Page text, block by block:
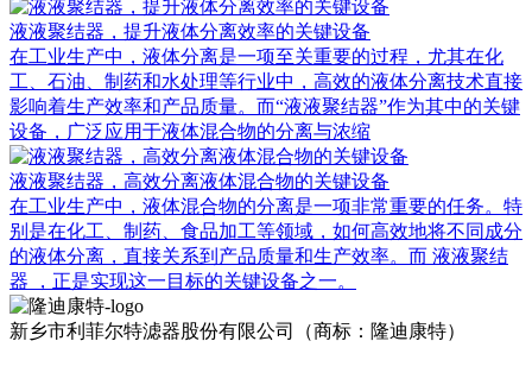
液液聚结器，提升液体分离效率的关键设备
在工业生产中，液体分离是一项至关重要的过程，尤其在化
工、石油、制药和水处理等行业中，高效的液体分离技术直接
影响着生产效率和产品质量。而“液液聚结器”作为其中的关键
设备，广泛应用于液体混合物的分离与浓缩
液液聚结器，高效分离液体混合物的关键设备
在工业生产中，液体混合物的分离是一项非常重要的任务。特
别是在化工、制药、食品加工等领域，如何高效地将不同成分
的液体分离，直接关系到产品质量和生产效率。而 液液聚结
器 ，正是实现这一目标的关键设备之一。
新乡市利菲尔特滤器股份有限公司（商标：隆迪康特）